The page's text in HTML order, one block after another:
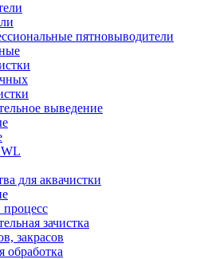
пятновыводители
выведение
для аквачистки
зачистка
закрасов